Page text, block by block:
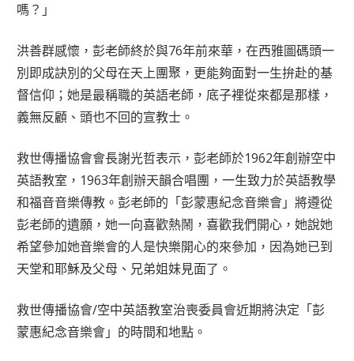
嗎？」
洪善群感懷，彭老師終於與76年前來華，在西雅圖碼頭一
別即成訣別的父母在天上團聚，更能夠面對一生拚赴的基
督信仰；她是最稱職的英語老師，底子裡從來都是那樣，
義無反顧、頭也不回的宣教士。
救世傳播協會會長謝光哲表示，彭老師於1962年創辦空中
英語教室，1963年創辦天韻合唱團，一生致力於英語教學
和福音音樂傳教。彭老師的「彭蒙惠紀念音樂會」將遵從
彭老師的遺願，她一向喜歡熱鬧，喜歡我們開心，她說她
希望參加她音樂會的人是快樂開心的來參加，因為她已到
天堂和耶穌及父母、兄弟姐妹見面了。
救世傳播協會/空中英語教室治喪委員會近期將決定「彭
蒙惠紀念音樂會」的時間和地點。